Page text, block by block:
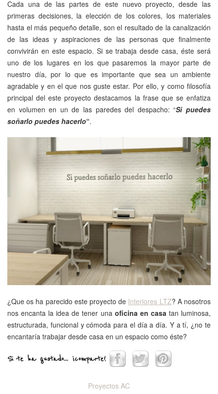
Cada una de las partes de este nuevo proyecto, desde las
primeras decisiones, la elección de los colores, los materiales
hasta el más pequeño detalle, son el resultado de la canalización
de las ideas y aspiraciones de las personas que finalmente
convivirán en este espacio. Si se trabaja desde casa, éste será
uno de los lugares en los que pasaremos la mayor parte de
nuestro día, por lo que es importante que sea un ambiente
agradable y en el que nos guste estar. Por ello, y como filosofía
principal del este proyecto destacamos la frase que se enfatiza
en volumen en un de las paredes del despacho: “Si puedes
soñarlo puedes hacerlo“.
¿Que os ha parecido este proyecto de Interiores LTZ? A nosotros
nos encanta la idea de tener una oficina en casa tan luminosa,
estructurada, funcional y cómoda para el día a día. Y a tí, ¿no te
encantaría trabajar desde casa en un espacio como éste?
Si te ha gustado... ¡comparte!
Proyectos AC